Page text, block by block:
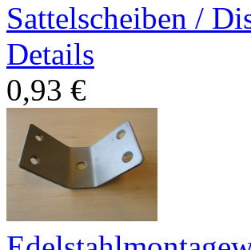
Sattelscheiben /
Details
0,93 €